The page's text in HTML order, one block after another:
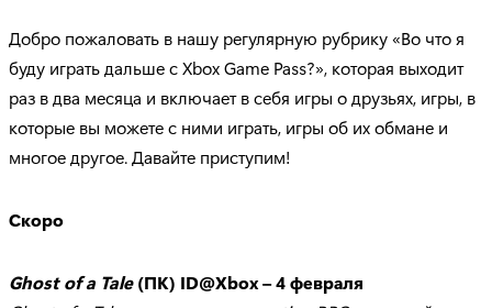
Добро пожаловать в нашу регулярную рубрику «Во что я
буду играть дальше с Xbox Game Pass?», которая выходит
раз в два месяца и включает в себя игры о друзьях, игры, в
которые вы можете с ними играть, игры об их обмане и
многое другое. Давайте приступим!
Скоро
Ghost of a Tale(ПК) ID@Xbox – 4 февраля